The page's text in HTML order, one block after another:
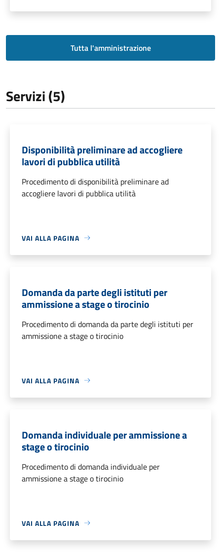
Tutta l'amministrazione
Servizi (5)
Disponibilità preliminare ad accogliere
lavori di pubblica utilità
Procedimento di disponibilità preliminare ad
accogliere lavori di pubblica utilità
VAI ALLA PAGINA
Domanda da parte degli istituti per
ammissione a stage o tirocinio
Procedimento di domanda da parte degli istituti per
ammissione a stage o tirocinio
VAI ALLA PAGINA
Domanda individuale per ammissione a
stage o tirocinio
Procedimento di domanda individuale per
ammissione a stage o tirocinio
VAI ALLA PAGINA